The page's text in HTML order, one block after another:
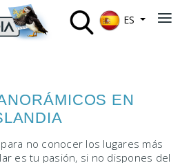
ES
EN
no conocer los lugares más
es tu pasión, si no dispones del
≡